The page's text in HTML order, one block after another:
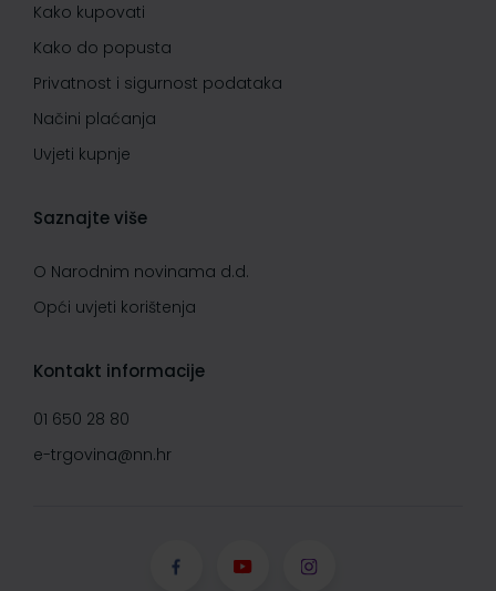
Kako kupovati
Kako do popusta
Privatnost i sigurnost podataka
Načini plaćanja
Uvjeti kupnje
Saznajte više
O Narodnim novinama d.d.
Opći uvjeti korištenja
Kontakt informacije
01 650 28 80
e-trgovina@nn.hr